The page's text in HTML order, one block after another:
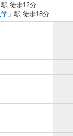
駅 徒歩12分
」駅 徒歩18分